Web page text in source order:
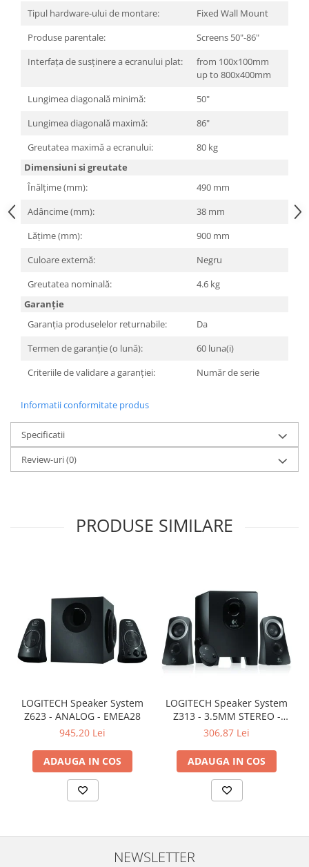
Hard Disc-uri
Carcase
Surse
Servere & Componente
Componente Server
Servere
Software
Retelistica & Supraveghere
Printing
Multifunctionale
Imprimante
Imprimante 3D
Televizoare & accesorii
Multiboard & Accessorii
Multimedia
Foto & Video
Cloud si Aplicatii SaaS
Tipul hardware-ului de montare:
Fixed Wall Mount
Produse parentale:
Screens 50"-86"
Interfața de susținere a ecranului plat:
from 100x100mm
up to 800x400mm
Lungimea diagonală minimă:
50"
Lungimea diagonală maximă:
86"
Greutatea maximă a ecranului:
80 kg
Dimensiuni si greutate
Înălțime (mm):
490 mm
Adâncime (mm):
38 mm
Lățime (mm):
900 mm
Culoare externă:
Negru
Greutatea nominală:
4.6 kg
Garanție
Garanția produselelor returnabile:
Da
Termen de garanție (o lună):
60 luna(i)
Criteriile de validare a garanției:
Număr de serie
Informatii conformitate produs
Specificatii
Review-uri(0)
PRODUSE SIMILARE
LOGITECH Speaker System
Z623 - ANALOG - EMEA28
945,20 Lei
ADAUGA IN COS
LOGITECH Speaker System
Z313 - 3.5MM STEREO -
EMEA
306,87 Lei
ADAUGA IN COS
NEWSLETTER